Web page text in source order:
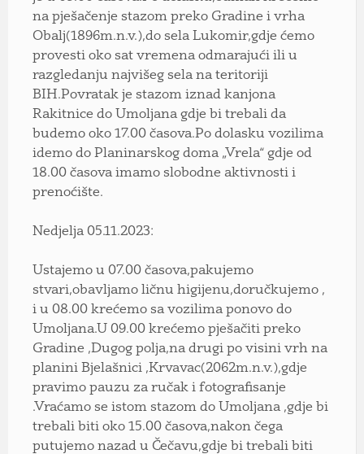
na pješačenje stazom preko Gradine i vrha
Obalj(1896m.n.v.),do sela Lukomir,gdje ćemo
provesti oko sat vremena odmarajući ili u
razgledanju najvišeg sela na teritoriji
BIH.Povratak je stazom iznad kanjona
Rakitnice do Umoljana gdje bi trebali da
budemo oko 17.00 časova.Po dolasku vozilima
idemo do Planinarskog doma „Vrela“ gdje od
18.00 časova imamo slobodne aktivnosti i
prenoćište.
Nedjelja 05.11.2023:
Ustajemo u 07.00 časova,pakujemo
stvari,obavljamo ličnu higijenu,doručkujemo ,
i u 08.00 krećemo sa vozilima ponovo do
Umoljana.U 09.00 krećemo pješačiti preko
Gradine ,Dugog polja,na drugi po visini vrh na
planini Bjelašnici ,Krvavac(2062m.n.v.),gdje
pravimo pauzu za ručak i fotografisanje
.Vraćamo se istom stazom do Umoljana ,gdje bi
trebali biti oko 15.00 časova,nakon čega
putujemo nazad u Čečavu,gdje bi trebali biti